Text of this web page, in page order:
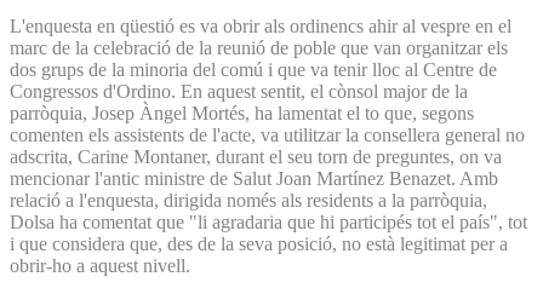
L'enquesta en qüestió es va obrir als ordinencs ahir al vespre en el
marc de la celebració de la reunió de poble que van organitzar els
dos grups de la minoria del comú i que va tenir lloc al Centre de
Congressos d'Ordino. En aquest sentit, el cònsol major de la
parròquia, Josep Àngel Mortés, ha lamentat el to que, segons
comenten els assistents de l'acte, va utilitzar la consellera general no
adscrita, Carine Montaner, durant el seu torn de preguntes, on va
mencionar l'antic ministre de Salut Joan Martínez Benazet. Amb
relació a l'enquesta, dirigida només als residents a la parròquia,
Dolsa ha comentat que "li agradaria que hi participés tot el país", tot
i que considera que, des de la seva posició, no està legitimat per a
obrir-ho a aquest nivell.